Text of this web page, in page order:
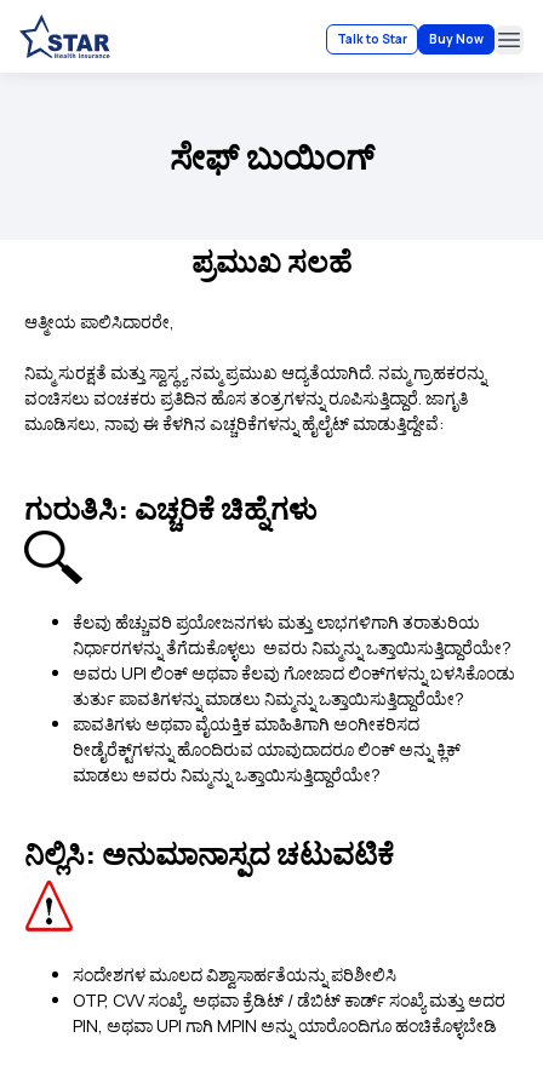
Talk to Star Buy Now
ಸೇಫ್ ಬುಯಿಂಗ್
ಪ್ರಮುಖ ಸಲಹೆ
ಆತ್ಮೀಯ ಪಾಲಿಸಿದಾರರೇ,
ನಿಮ್ಮ ಸುರಕ್ಷತೆ ಮತ್ತು ಸ್ವಾಸ್ಥ್ಯ ನಮ್ಮ ಪ್ರಮುಖ ಆದ್ಯತೆಯಾಗಿದೆ. ನಮ್ಮ ಗ್ರಾಹಕರನ್ನು
ವಂಚಿಸಲು ವಂಚಕರು ಪ್ರತಿದಿನ ಹೊಸ ತಂತ್ರಗಳನ್ನು ರೂಪಿಸುತ್ತಿದ್ದಾರೆ. ಜಾಗೃತಿ
ಮೂಡಿಸಲು, ನಾವು ಈ ಕೆಳಗಿನ ಎಚ್ಚರಿಕೆಗಳನ್ನು ಹೈಲೈಟ್ ಮಾಡುತ್ತಿದ್ದೇವೆ:
ಗುರುತಿಸಿ: ಎಚ್ಚರಿಕೆ ಚಿಹ್ನೆಗಳು
ಕೆಲವು ಹೆಚ್ಚುವರಿ ಪ್ರಯೋಜನಗಳು ಮತ್ತು ಲಾಭಗಳಿಗಾಗಿ ತರಾತುರಿಯ
ನಿರ್ಧಾರಗಳನ್ನು ತೆಗೆದುಕೊಳ್ಳಲು ಅವರು ನಿಮ್ಮನ್ನು ಒತ್ತಾಯಿಸುತ್ತಿದ್ದಾರೆಯೇ?
ಅವರು UPI ಲಿಂಕ್ ಅಥವಾ ಕೆಲವು ಗೋಜಾದ ಲಿಂಕ್‌ಗಳನ್ನು ಬಳಸಿಕೊಂಡು
ತುರ್ತು ಪಾವತಿಗಳನ್ನು ಮಾಡಲು ನಿಮ್ಮನ್ನು ಒತ್ತಾಯಿಸುತ್ತಿದ್ದಾರೆಯೇ?
ಪಾವತಿಗಳು ಅಥವಾ ವೈಯಕ್ತಿಕ ಮಾಹಿತಿಗಾಗಿ ಅಂಗೀಕರಿಸದ
ರೀಡೈರೆಕ್ಟ್‌ಗಳನ್ನು ಹೊಂದಿರುವ ಯಾವುದಾದರೂ ಲಿಂಕ್ ಅನ್ನು ಕ್ಲಿಕ್
ಮಾಡಲು ಅವರು ನಿಮ್ಮನ್ನು ಒತ್ತಾಯಿಸುತ್ತಿದ್ದಾರೆಯೇ?
ನಿಲ್ಲಿಸಿ: ಅನುಮಾನಾಸ್ಪದ ಚಟುವಟಿಕೆ
ಸಂದೇಶಗಳ ಮೂಲದ ವಿಶ್ವಾಸಾರ್ಹತೆಯನ್ನು ಪರಿಶೀಲಿಸಿ
OTP, CVV ಸಂಖ್ಯೆ, ಅಥವಾ ಕ್ರೆಡಿಟ್ / ಡೆಬಿಟ್ ಕಾರ್ಡ್ ಸಂಖ್ಯೆ ಮತ್ತು ಅದರ
PIN, ಅಥವಾ UPI ಗಾಗಿ MPIN ಅನ್ನು ಯಾರೊಂದಿಗೂ ಹಂಚಿಕೊಳ್ಳಬೇಡಿ